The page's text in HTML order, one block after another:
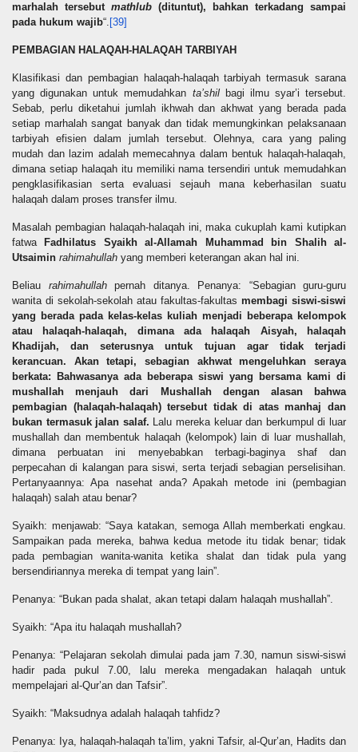
marhalah tersebut mathlub (dituntut), bahkan terkadang sampai
pada hukum wajib“. [39]
PEMBAGIAN HALAQAH-HALAQAH TARBIYAH
Klasifikasi dan pembagian halaqah-halaqah tarbiyah termasuk sarana
yang digunakan untuk memudahkan ta’shilbagi ilmu syar’i tersebut.
Sebab, perlu diketahui jumlah ikhwah dan akhwat yang berada pada
setiap marhalah sangat banyak dan tidak memungkinkan pelaksanaan
tarbiyah efisien dalam jumlah tersebut. Olehnya, cara yang paling
mudah dan lazim adalah memecahnya dalam bentuk halaqah-halaqah,
dimana setiap halaqah itu memiliki nama tersendiri untuk memudahkan
pengklasifikasian serta evaluasi sejauh mana keberhasilan suatu
halaqah dalam proses transfer ilmu.
Masalah pembagian halaqah-halaqah ini, maka cukuplah kami kutipkan
fatwa
Fadhilatus Syaikh al-Allamah Muhammad bin Shalih al-
Utsaimin rahimahullah yang memberi keterangan akan hal ini.
Beliau rahimahullahpernah ditanya. Penanya: “Sebagian guru-guru
wanita di sekolah-sekolah atau fakultas-fakultas membagi siswi-siswi
yang berada pada kelas-kelas kuliah menjadi beberapa kelompok
atau halaqah-halaqah, dimana ada halaqah Aisyah, halaqah
Khadijah, dan seterusnya untuk tujuan agar tidak terjadi
kerancuan. Akan tetapi, sebagian akhwat mengeluhkan seraya
berkata: Bahwasanya ada beberapa siswi yang bersama kami di
mushallah menjauh dari Mushallah dengan alasan bahwa
pembagian (halaqah-halaqah) tersebut tidak di atas manhaj dan
bukan termasuk jalan salaf. Lalu mereka keluar dan berkumpul di luar
mushallah dan membentuk halaqah (kelompok) lain di luar mushallah,
dimana perbuatan ini menyebabkan terbagi-baginya shaf dan
perpecahan di kalangan para siswi, serta terjadi sebagian perselisihan.
Pertanyaannya: Apa nasehat anda? Apakah metode ini (pembagian
halaqah) salah atau benar?
Syaikh: menjawab: “Saya katakan, semoga Allah memberkati engkau.
Sampaikan pada mereka, bahwa kedua metode itu tidak benar; tidak
pada pembagian wanita-wanita ketika shalat dan tidak pula yang
bersendiriannya mereka di tempat yang lain”.
Penanya: “Bukan pada shalat, akan tetapi dalam halaqah mushallah”.
Syaikh: “Apa itu halaqah mushallah?
Penanya: “Pelajaran sekolah dimulai pada jam 7.30, namun siswi-siswi
hadir pada pukul 7.00, lalu mereka mengadakan halaqah untuk
mempelajari al-Qur’an dan Tafsir”.
Syaikh: “Maksudnya adalah halaqah tahfidz?
Penanya: Iya, halaqah-halaqah ta’lim, yakni Tafsir, al-Qur’an, Hadits dan